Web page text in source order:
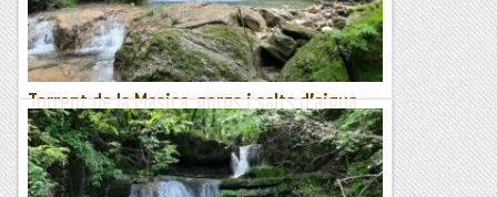
Rutes Salvatges
Torrent de la Masica, gorgs i salts d’aigua,
Dissabte 17 d’Octubre.
Des de Vallfogona iniciarem aquest espectacular itinerari
d’aigua, salts i Gorgs durant la meitat de la ruta. Dins de